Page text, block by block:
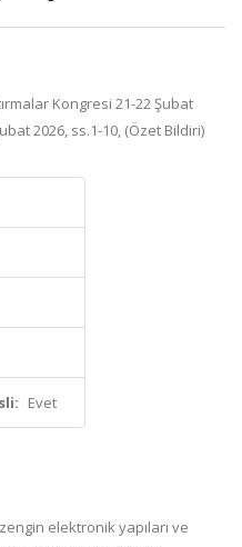
Kongresi 21-22 Şubat
2026, ss.1-10, (Özet Bildiri)
Evet
elektronik yapıları ve